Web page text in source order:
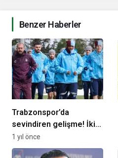
Benzer Haberler
Trabzonspor’da
sevindiren gelişme! İki
maç sonra…
1 yıl önce